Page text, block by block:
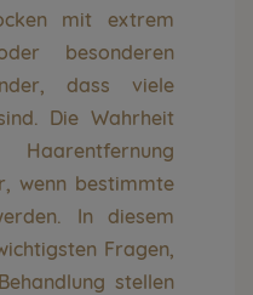
mit extrem
besonderen
dass viele
Die Wahrheit
wenn bestimmte
In diesem
Fragen,
stellen